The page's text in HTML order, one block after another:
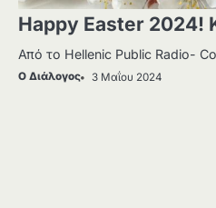
Happy Easter
Από το Hellenic Public Radio-
Ο Διάλογος 3 Μαΐου 2024